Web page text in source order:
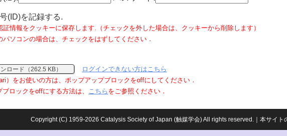
(ID)を記録する.
証情報をクッキーに保存します.（チェックを外した場合は、クッキーから削除します）
パソコンの場合は、チェックをはずしてください．
ロード（262.5 KB）
ログインできない方はこちら
）をお使いの方は、ポップアップブロックをoffにしてください．
ロックをoffにする方法は、 こちら をご参照ください．
Copyright (C) 1959-2026 Catalysis Society of Japan (触媒学会) All rights reserved.｜本サイト